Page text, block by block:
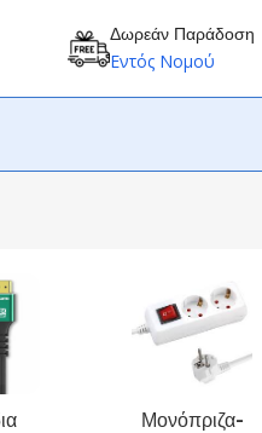
Δωρεάν Παράδοση
Εντός Νομού
Μονόπριζα-